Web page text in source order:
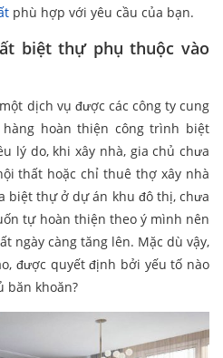
phù hợp với yêu cầu của bạn.
biệt thự phụ thuộc vào
dịch vụ được các công ty cung
hoàn thiện công trình biệt
lý do, khi xây nhà, gia chủ chưa
thất hoặc chỉ thuê thợ xây nhà
biệt thự ở dự án khu đô thị, chưa
tự hoàn thiện theo ý mình nên
ngày càng tăng lên. Mặc dù vậy,
được quyết định bởi yếu tố nào
băn khoăn?